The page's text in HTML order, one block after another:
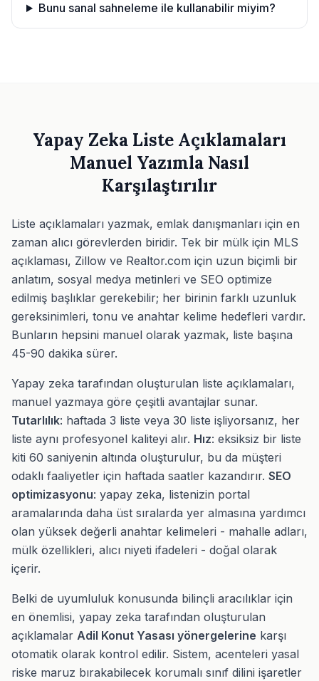
Bunu sanal sahneleme ile kullanabilir miyim?
Yapay Zeka Liste Açıklamaları
Manuel Yazımla Nasıl
Karşılaştırılır
Liste açıklamaları yazmak, emlak danışmanları için en
zaman alıcı görevlerden biridir. Tek bir mülk için MLS
açıklaması, Zillow ve Realtor.com için uzun biçimli bir
anlatım, sosyal medya metinleri ve SEO optimize
edilmiş başlıklar gerekebilir; her birinin farklı uzunluk
gereksinimleri, tonu ve anahtar kelime hedefleri vardır.
Bunların hepsini manuel olarak yazmak, liste başına
45-90 dakika sürer.
Yapay zeka tarafından oluşturulan liste açıklamaları,
manuel yazmaya göre çeşitli avantajlar sunar.
Tutarlılık: haftada 3 liste veya 30 liste işliyorsanız, her
liste aynı profesyonel kaliteyi alır. Hız: eksiksiz bir liste
kiti 60 saniyenin altında oluşturulur, bu da müşteri
odaklı faaliyetler için haftada saatler kazandırır. SEO
optimizasyonu: yapay zeka, listenizin portal
aramalarında daha üst sıralarda yer almasına yardımcı
olan yüksek değerli anahtar kelimeleri - mahalle adları,
mülk özellikleri, alıcı niyeti ifadeleri - doğal olarak
içerir.
Belki de uyumluluk konusunda bilinçli aracılıklar için
en önemlisi, yapay zeka tarafından oluşturulan
açıklamalar Adil Konut Yasası yönergelerine karşı
otomatik olarak kontrol edilir. Sistem, acenteleri yasal
riske maruz bırakabilecek korumalı sınıf dilini işaretler